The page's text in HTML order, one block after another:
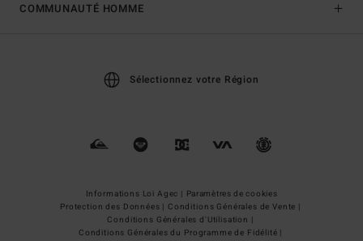
COMMUNAUTÉ HOMME
Sélectionnez votre Région
Informations Loi Agec | Paramètres de cookies
Protection des Données | Conditions Générales de Vente |
Conditions Générales d'Utilisation |
Conditions Générales du Programme de Fidélité |